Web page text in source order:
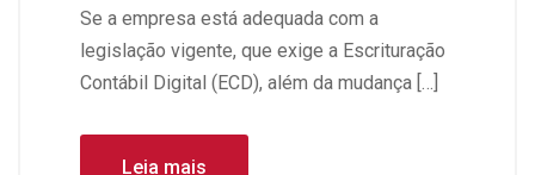
Se a empresa está adequada com a
legislação vigente, que exige a Escrituração
Contábil Digital (ECD), além da mudança […]
Leia mais